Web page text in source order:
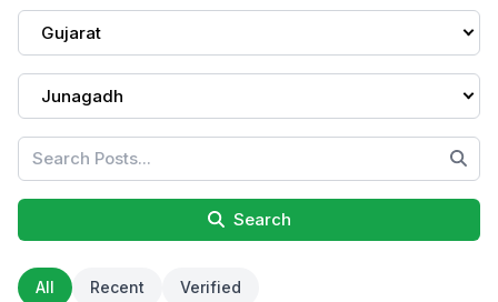
Gujarat
Junagadh
Search
All Recent Verified